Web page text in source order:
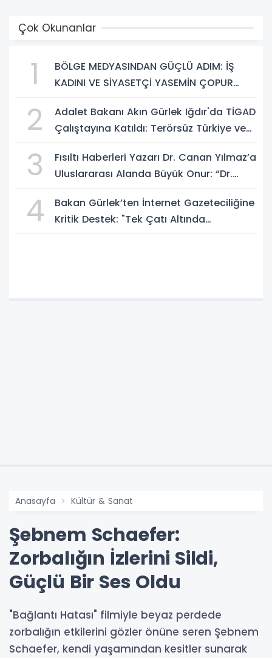
Çok Okunanlar
1
BÖLGE MEDYASINDAN GÜÇLÜ ADIM: İŞ
KADINI VE SİYASETÇİ YASEMİN ÇOPUR
2
Adalet Bakanı Akın Gürlek Iğdır'da TİGAD
Çalıştayına Katıldı: Terörsüz Türkiye ve
3
Fısıltı Haberleri Yazarı Dr. Canan Yılmaz’a
Uluslararası Alanda Büyük Onur: “Dr.
4
Bakan Gürlek’ten İnternet Gazeteciliğine
Kritik Destek: "Tek Çatı Altında
Anasayfa Kültür & Sanat
Şebnem Schaefer:
Zorbalığın İzlerini Sildi,
Güçlü Bir Ses Oldu
"Bağlantı Hatası" filmiyle beyaz perdede
zorbalığın etkilerini gözler önüne seren Şebnem
Schaefer, kendi yaşamından kesitler sunarak